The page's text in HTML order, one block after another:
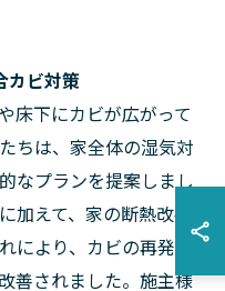
カビ対策
床下にカビが広がって
ちは、家全体の湿気対
なプランを提案しまし
えて、家の断熱改善
より、カビの再発を
善されました。施主様